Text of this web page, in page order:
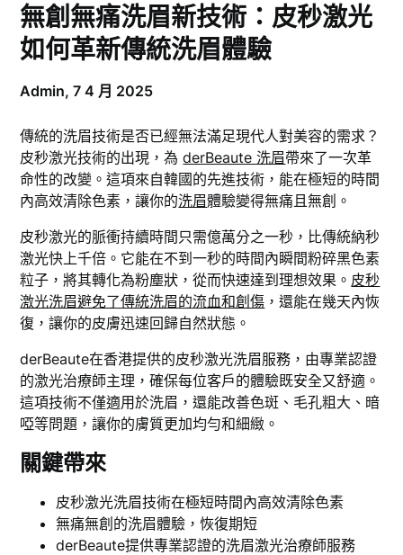
無創無痛洗眉新技術：皮秒激光
如何革新傳統洗眉體驗
Admin,7 4 月 2025
傳統的洗眉技術是否已經無法滿足現代人對美容的需求？
皮秒激光技術的出現，為derBeaute 洗眉帶來了一次革
命性的改變。這項來自韓國的先進技術，能在極短的時間
內高效清除色素，讓你的洗眉體驗變得無痛且無創。
皮秒激光的脈衝持續時間只需億萬分之一秒，比傳統納秒
激光快上千倍。它能在不到一秒的時間內瞬間粉碎黑色素
粒子，將其轉化為粉塵狀，從而快速達到理想效果。 皮秒
激光洗眉避免了傳統洗眉的流血和創傷 ，還能在幾天內恢
復，讓你的皮膚迅速回歸自然狀態。
derBeaute在香港提供的皮秒激光洗眉服務，由專業認證
的激光治療師主理，確保每位客戶的體驗既安全又舒適。
這項技術不僅適用於洗眉，還能改善色斑、毛孔粗大、暗
啞等問題，讓你的膚質更加均勻和細緻。
關鍵帶來
皮秒激光洗眉技術在極短時間內高效清除色素
無痛無創的洗眉體驗，恢復期短
derBeaute提供專業認證的洗眉激光治療師服務